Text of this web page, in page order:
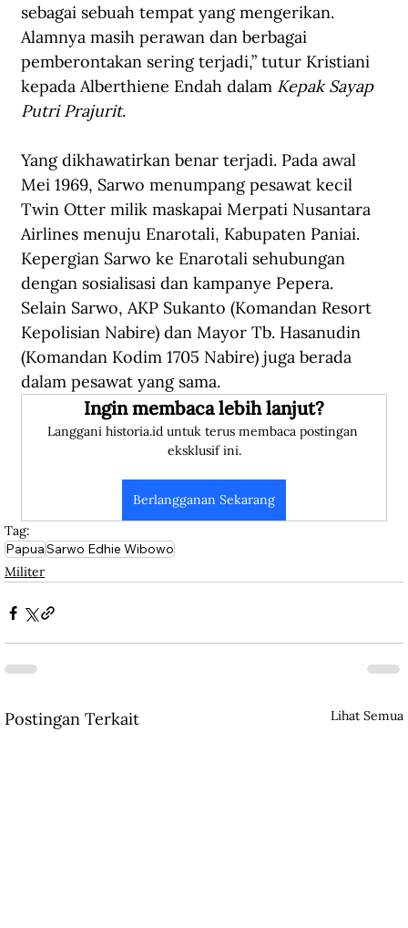
sebagai sebuah tempat yang mengerikan.
Alamnya masih perawan dan berbagai
pemberontakan sering terjadi,” tutur Kristiani
kepada Alberthiene Endah dalam Kepak Sayap
Putri Prajurit.
Yang dikhawatirkan benar terjadi. Pada awal
Mei 1969, Sarwo menumpang pesawat kecil
Twin Otter milik maskapai Merpati Nusantara
Airlines menuju Enarotali, Kabupaten Paniai.
Kepergian Sarwo ke Enarotali sehubungan
dengan sosialisasi dan kampanye Pepera.
Selain Sarwo, AKP Sukanto (Komandan Resort
Kepolisian Nabire) dan Mayor Tb. Hasanudin
(Komandan Kodim 1705 Nabire) juga berada
dalam pesawat yang sama.
Ingin membaca lebih lanjut?
Langgani historia.id untuk terus membaca postingan
eksklusif ini.
Berlangganan Sekarang
Tag:
PapuaSarwo Edhie Wibowo
Militer
Postingan Terkait Lihat Semua